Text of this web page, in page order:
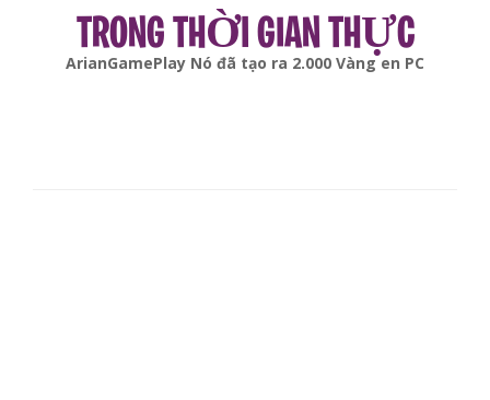
TRONG THỜI GIAN THỰC
gonsabellaNó đã tạo ra6.000Vàng enAndroid